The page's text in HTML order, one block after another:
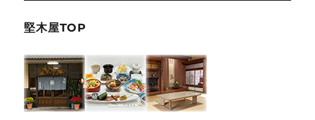
堅木屋TOP